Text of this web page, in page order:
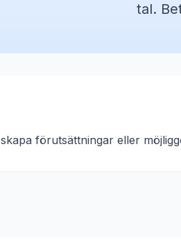
tal.
skapa förutsättningar eller